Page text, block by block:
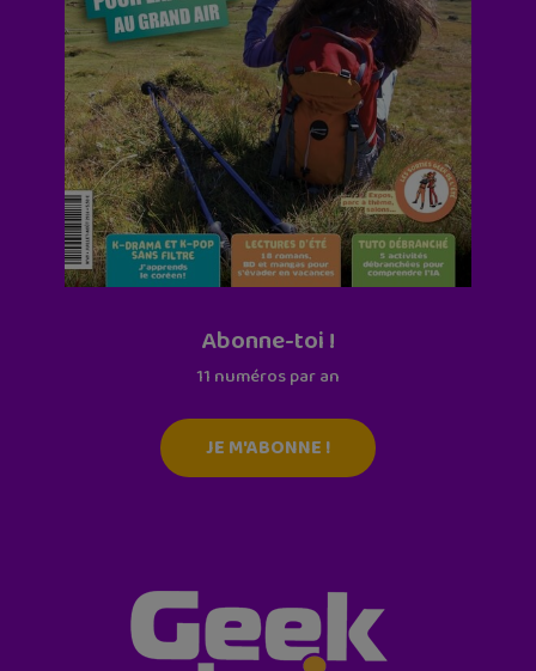
Abonne-toi !
11 numéros par an
JE M'ABONNE !